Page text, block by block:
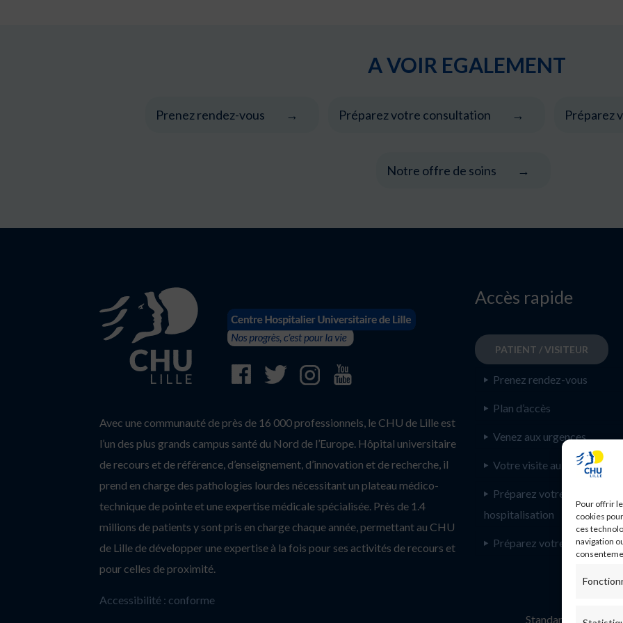
Pour offrir
cookies
ces
navigation
A VOIR EGALEMENT
Prenez rendez-vous Préparez votre consultation Préparez
Notre offre de soins
Avec une communauté de près de 16 000 professionnels, le CHU de Lille est
l’un des plus grands campus santé du Nord de l’Europe. Hôpital universitaire
de recours et de référence, d’enseignement, d’innovation et de recherche, il
prend en charge des pathologies lourdes nécessitant un plateau médico-
technique de pointe et une expertise médicale spécialisée. Près de 1.4
millions de patients y sont pris en charge chaque année, permettant au CHU
de Lille de développer une expertise à la fois pour ses activités de recours et
pour celles de proximité.
Accessibilité : conforme
Accès rapide
PATIENT / VISITEUR
Prenez rendez-vous
Plan d’accès
Venez aux urgences
Votre visite au CHU de Lille
Préparez votre
hospitalisation
Préparez votre
Standard :